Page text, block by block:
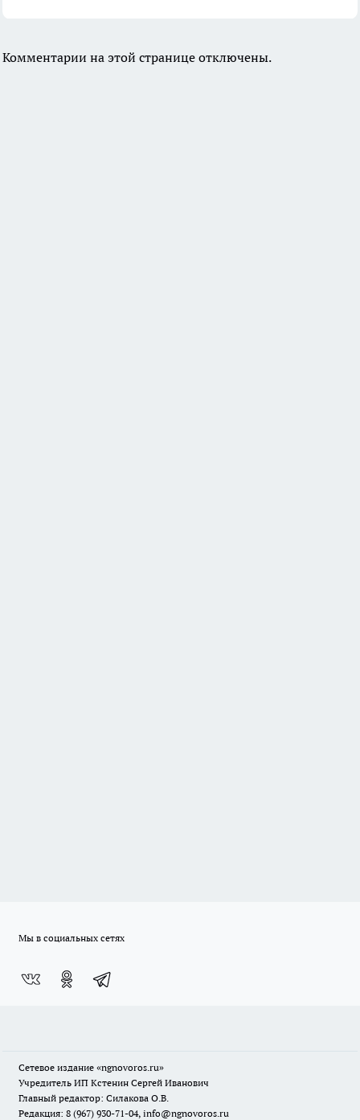
Комментарии на этой странице отключены.
Мы в социальных сетях
Сетевое издание «ngnovoros.ru»
Учредитель ИП Кстенин Сергей Иванович
Главный редактор: Силакова О.В.
Редакция: 8 (967) 930-71-04, info@ngnovoros.ru